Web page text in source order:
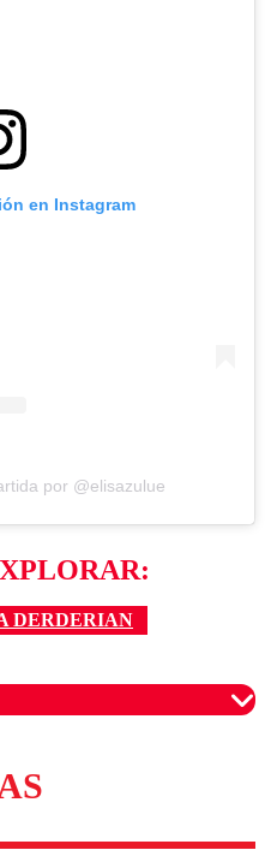
en Instagram
por @elisazulue
DERDERIAN
para garantizar un